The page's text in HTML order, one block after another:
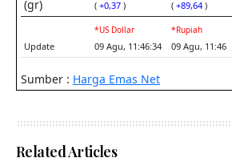
Related Articles